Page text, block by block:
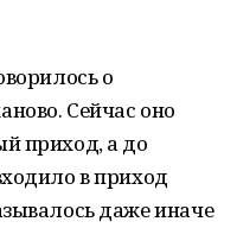
о
Сейчас оно
приход, а до
в приход
даже иначе